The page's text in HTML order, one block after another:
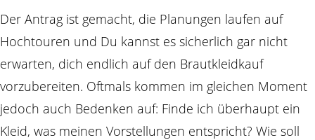
Der Antrag ist gemacht, die Planungen laufen auf
Hochtouren und Du kannst es sicherlich gar nicht
erwarten, dich endlich auf den Brautkleidkauf
vorzubereiten. Oftmals kommen im gleichen Moment
jedoch auch Bedenken auf: Finde ich überhaupt ein
Kleid, was meinen Vorstellungen entspricht? Wie soll